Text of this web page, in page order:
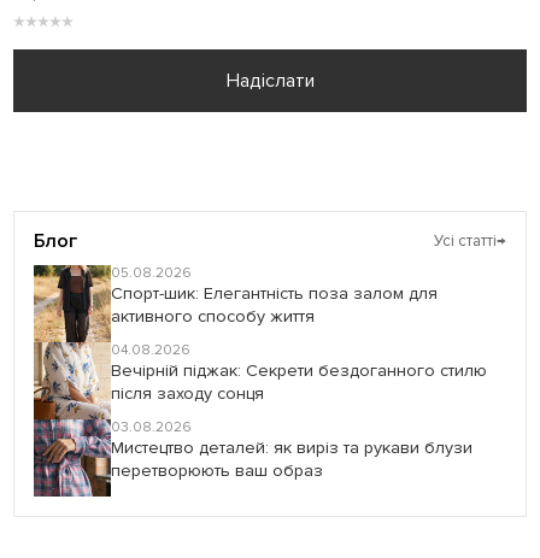
★
★
★
★
★
Надіслати
Блог Усі статті→
05.08.2026
Спорт-шик: Елегантність поза залом для
активного способу життя
04.08.2026
Вечірній піджак: Секрети бездоганного стилю
після заходу сонця
03.08.2026
Мистецтво деталей: як виріз та рукави блузи
перетворюють ваш образ